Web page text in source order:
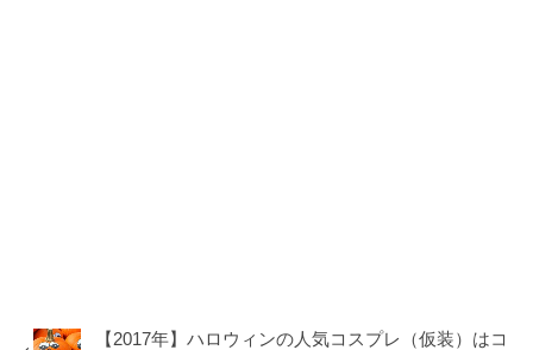
【2017年】ハロウィンの人気コスプレ（仮装）はコ